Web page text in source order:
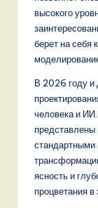
высокого
берет на себя
В 2026 году и
человека и
представлены
стандартными
ясность и
процветания в